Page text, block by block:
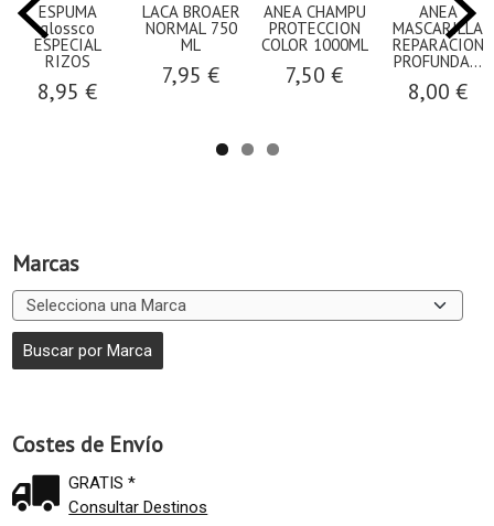
Marcas
Costes de Envío
GRATIS *
Consultar Destinos
ESPUMA
glossco
ESPECIAL
RIZOS
8,95 €
LACA BROAER
NORMAL 750
ML
7,95 €
ANEA CHAMPU
PROTECCION
COLOR 1000ML
7,50 €
ANEA
MASCARILLA
REPARACION
PROFUNDA...
8,00 €